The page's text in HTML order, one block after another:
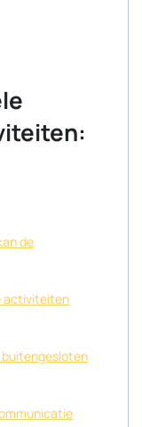
de
activiteiten
buitengesloten